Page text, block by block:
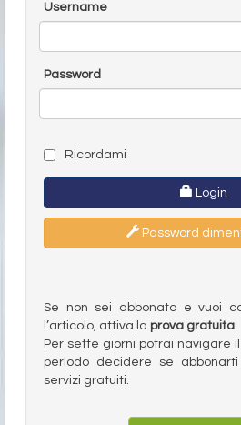
Username
Password
Ricordami
Login
Password
Se non sei abbonato e vuoi
l’articolo, attiva la prova gratuita.
Per sette giorni potrai navigare
periodo decidere se
servizi gratuiti.